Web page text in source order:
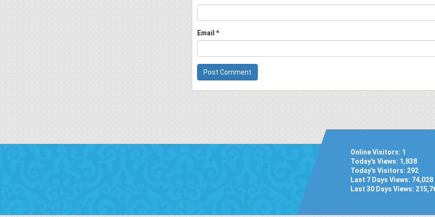
Email *
Online Visitors: 1
Today's Views: 1,838
Today's Visitors: 292
Last 7 Days Views: 74,028
Last 30 Days Views: